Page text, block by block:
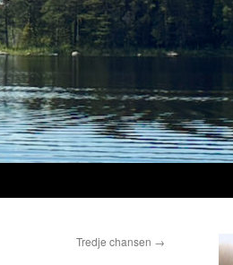
Tredje chansen →